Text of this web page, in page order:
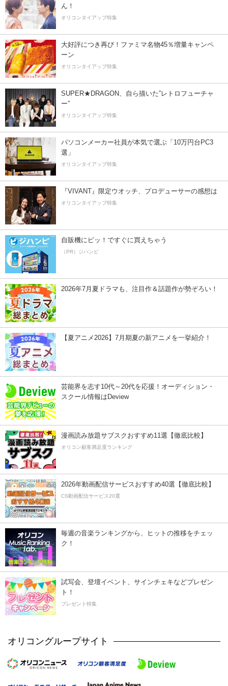
ん！
オリコンタイアップ特集
大好評につき再び！ファミマ名物45％増量キャンペ
ーン
オリコンタイアップ特集
SUPER★DRAGON、自ら描いた”レトロフューチャ
ー”
オリコンタイアップ特集
パソコンメーカー社員が本気で選ぶ「10万円台PC3
選」
オリコンタイアップ特集
『VIVANT』限定ウオッチ、プロデューサーの感想は
オリコンタイアップ特集
自販機にピッ！ですぐに買えちゃう
（PR）ジハンピ
2026年7月夏ドラマも、注目作＆話題作が勢ぞろい！
【夏アニメ2026】7月期夏の新アニメを一挙紹介！
芸能界を志す10代～20代を応援！オーディション・
スクール情報はDeview
漫画読み放題サブスクおすすめ11選【徹底比較】
オリコン顧客満足度ランキング
2026年動画配信サービスおすすめ40選【徹底比較】
CS動画配信サービス20選
毎週の音楽ランキングから、ヒットの推移をチェッ
ク！
試写会、登壇イベント、サインチェキなどプレゼン
ト！
プレゼント特集
オリコングループサイト